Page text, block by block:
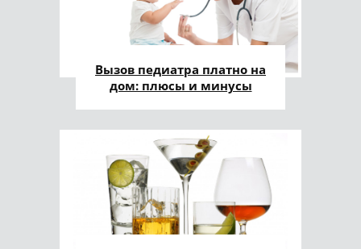
Вызов педиатра платно на
дом: плюсы и минусы